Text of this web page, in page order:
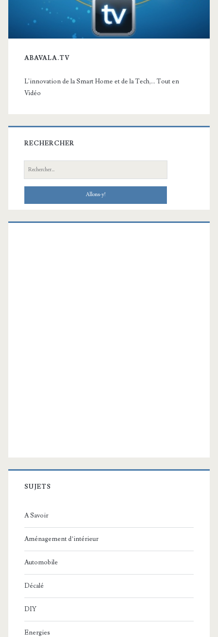
ABAVALA.TV
L'innovation de la Smart Home et de la Tech,... Tout en
Vidéo
RECHERCHER
Recherche:
SUJETS
A Savoir
Aménagement d’intérieur
Automobile
Décalé
DIY
Energies